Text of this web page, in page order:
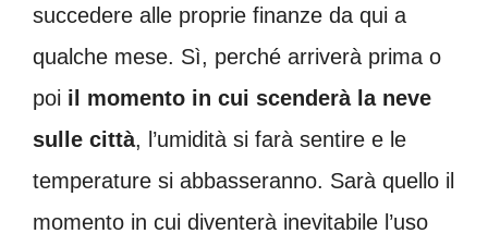
succedere alle proprie finanze da qui a
qualche mese. Sì, perché arriverà prima o
poi il momento in cui scenderà la neve
sulle città, l’umidità si farà sentire e le
temperature si abbasseranno. Sarà quello il
momento in cui diventerà inevitabile l’uso